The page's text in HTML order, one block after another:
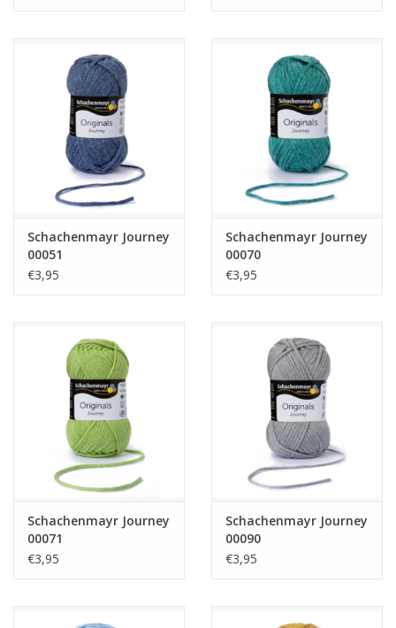
Schachenmayr Journey
00051
€3,95
Schachenmayr Journey
00070
€3,95
Schachenmayr Journey
00071
€3,95
Schachenmayr Journey
00090
€3,95